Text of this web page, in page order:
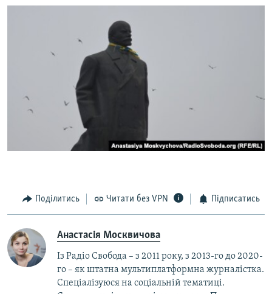
Поділитись Читати без VPN Підписатись
Анастасія Москвичова
Із Радіо Свобода – з 2011 року, з 2013-го до 2020-
го – як штатна мультиплатформна журналістка.
Спеціалізуюся на соціальній тематиці.